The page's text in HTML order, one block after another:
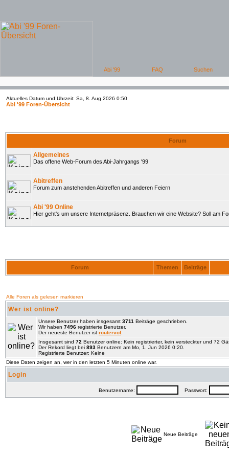
Aktuelles Datum und Uhrzeit: Sa, 8. Aug 2026 0:50
Abi '99 Foren-Übersicht
Forum
Allgemeines
Das offene Web-Forum des Abi-Jahrgangs '99
Abitreffen
Forum zum anstehenden Abitreffen und anderen Feiern
Abi '99 Online
Hier geht's um unsere Internetpräsenz. Brauchen wir eine Website? Soll am
Forum Themen Beiträge
Alle Foren als gelesen markieren
Wer ist online?
Unsere Benutzer haben insgesamt 3711 Beiträge geschrieben.
Wir haben 7496 registrierte Benutzer.
Der neueste Benutzer ist routervof.
Insgesamt sind 72 Benutzer online: Kein registrierter, kein versteckter und 72
Der Rekord liegt bei 893 Benutzern am Mo, 1. Jun 2026 0:20.
Registrierte Benutzer: Keine
Diese Daten zeigen an, wer in den letzten 5 Minuten online war.
Login
Benutzername: Passwort:
Neue Beiträge